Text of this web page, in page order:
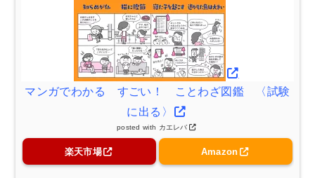
マンガでわかる すごい！ ことわざ図鑑 〈試験
に出る〉
posted with カエレバ
楽天市場 Amazon